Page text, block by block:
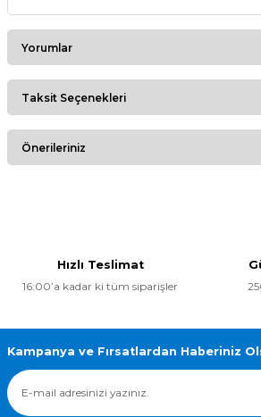
Yorumlar
Bu ürüne ilk yorumu siz
Taksit Seçenekleri
Önerileriniz
Ürün bilgilerinde hatalar bulunuyor.
Ürün fiyatı diğer sitelerden daha pahalı.
Bu ürüne benzer farklı alternatifler olmalı.
Hızlı Teslimat
16:00’a kadar ki tüm siparişler
Kampanya ve Fırsatlardan Haberiniz